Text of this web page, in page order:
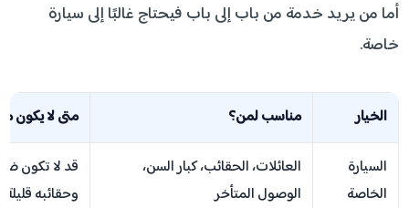
أما من يريد خدمة من باب إلى باب فيحتاج غالبًا إلى سيارة
خاصة.
الخيار مناسب لمن؟ متى لا يكون
السيارة
الخاصة
العائلات، الحقائب، كبار السن،
الوصول المتأخر
قد لا تكون
وحقائبه قليلة